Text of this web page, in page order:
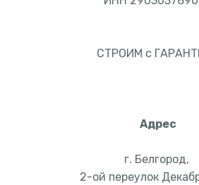
СТРОИМ с
Адрес
г. Белгород,
2-ой переулок